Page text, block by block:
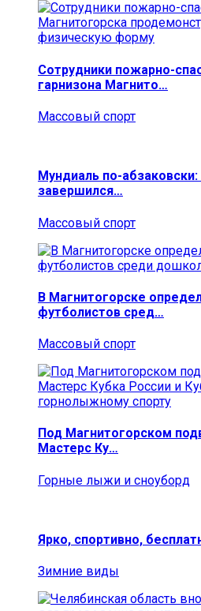
Сотрудники пожарно-
гарнизона Магнито…
Массовый спорт
Мундиаль по-
завершился…
Массовый спорт
В Магнитогорске
футболистов сред…
Массовый спорт
Под Магнитогорском
Мастерс Ку…
Горные лыжи и сноуборд
Ярко, спортивно,
Зимние виды